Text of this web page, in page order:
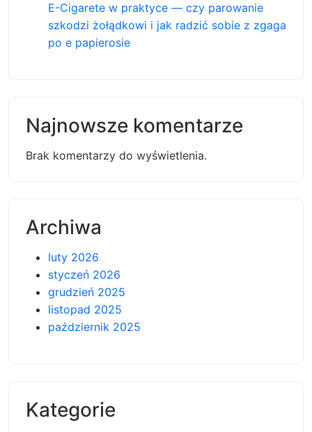
E-Cigarete w praktyce — czy parowanie
szkodzi żołądkowi i jak radzić sobie z zgaga
po e papierosie
Najnowsze komentarze
Brak komentarzy do wyświetlenia.
Archiwa
luty 2026
styczeń 2026
grudzień 2025
listopad 2025
październik 2025
Kategorie